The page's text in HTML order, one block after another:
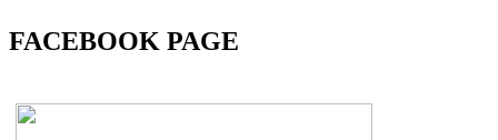
FACEBOOK PAGE